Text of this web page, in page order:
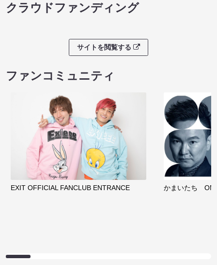
クラウドファンディング
サイトを閲覧する
ファンコミュニティ
EXIT OFFICIAL FANCLUB ENTRANCE かまいたち